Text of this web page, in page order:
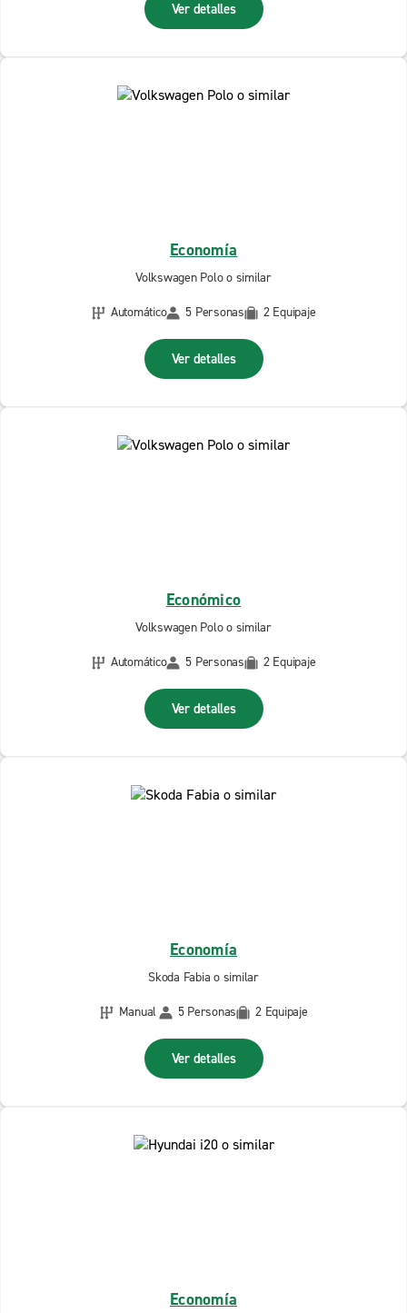
Ver detalles
Economía
Volkswagen Polo o similar
Automático
5 Personas 2 Equipaje
Ver detalles
Económico
Volkswagen Polo o similar
Automático
5 Personas 2 Equipaje
Ver detalles
Economía
Skoda Fabia o similar
Manual
5 Personas 2 Equipaje
Ver detalles
Economía